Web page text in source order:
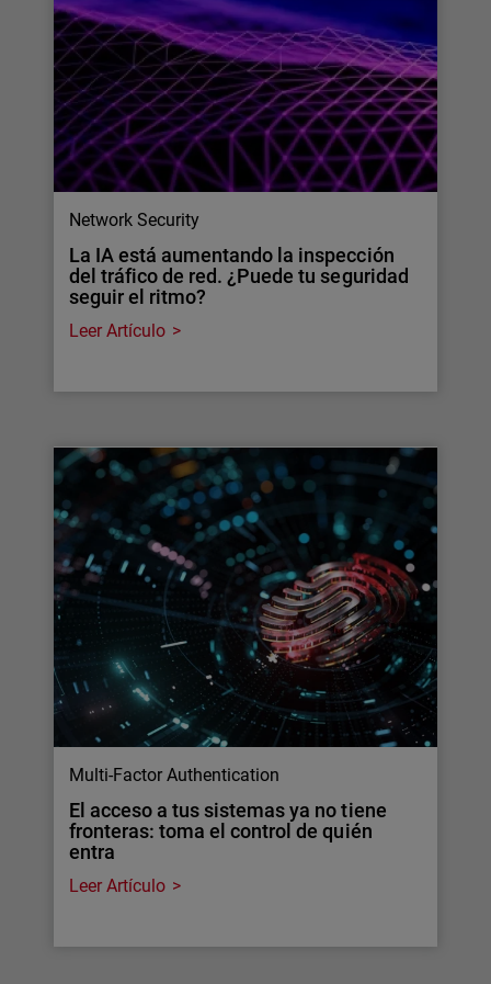
Network Security
La IA está aumentando la inspección
del tráfico de red. ¿Puede tu seguridad
seguir el ritmo?
Leer Artículo
Multi-Factor Authentication
El acceso a tus sistemas ya no tiene
fronteras: toma el control de quién
entra
Leer Artículo